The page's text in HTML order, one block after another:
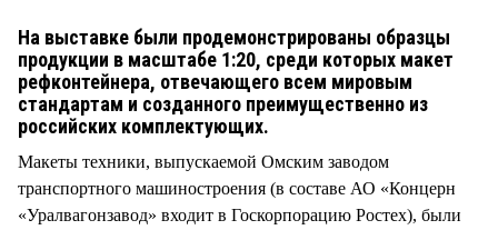
На выставке были продемонстрированы образцы
продукции в масштабе 1:20, среди которых макет
рефконтейнера, отвечающего всем мировым
стандартам и созданного преимущественно из
российских комплектующих.
Макеты техники, выпускаемой Омским заводом
транспортного машиностроения (в составе АО «Концерн
«Уралвагонзавод» входит в Госкорпорацию Ростех), были